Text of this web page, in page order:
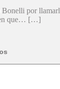
por
que… […]